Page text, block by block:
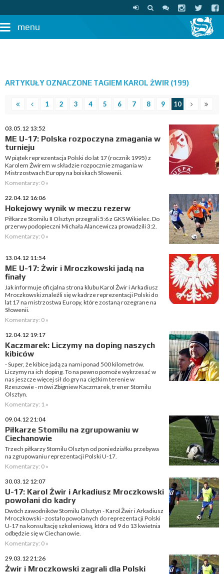
menu
ARTYKUŁY OZNACZONE TAGIEM KAROL ŻWIR (199)
1 2 3 4 5 6 7 8 9 10
03.05.12 13:52
ME U-17: Polska rozpoczyna zmagania w
turnieju
W piątek reprezentacja Polski do lat 17 (rocznik 1995) z
Karolem Żwirem w składzie rozpocznie zmagania w
Mistrzostwach Europy na boiskach Słowenii.
Komentarzy: 0 »
22.04.12 16:06
Hokejowy wynik w meczu rezerw
Piłkarze Stomilu II Olsztyn przegrali 5:6 z GKS Wikielec. Do
przerwy podopieczni Michała Alancewicza prowadzili 3:2.
Komentarzy: 0 »
13.04.12 11:54
ME U-17: Żwir i Mroczkowski jadą na
finały
Jak informuje oficjalna strona klubu Karol Żwir i Arkadiusz
Mroczkowski znaleźli się w kadrze reprezentacji Polski do
lat 17 na mistrzostwa Europy, które zostaną rozegrane na
Słowenii.
Komentarzy: 0 »
12.04.12 19:17
Kaczmarek: Liczymy na doping naszych
kibiców
- Super, że kibice jadą za nami ponad 500 kilometrów.
Liczymy na ich doping. To na pewno pomoże wykrzesać w
nas jeszcze więcej sił do gry na ciężkim terenie w
Rzeszowie - mówi Zbigniew Kaczmarek, trener Stomilu
Olsztyn.
Komentarzy: 1 »
09.04.12 21:04
Piłkarze Stomilu na zgrupowaniu w
Ciechanowie
Trzech piłkarzy Stomilu Olsztyn od poniedziałku przebywa
na zgrupowaniu reprezentacji Polski U-17.
Komentarzy: 0 »
30.03.12 12:07
U-17: Karol Żwir i Arkadiusz Mroczkowski
powołani do kadry
Dwóch zawodników Stomilu Olsztyn - Karol Żwir i Arkadiusz
Mroczkowski - zostało powołanych do reprezentacji Polski
U-17 na konsultację szkoleniową, która od 9 do 13 kwietnia
odbędzie się w Ciechanowie.
Komentarzy: 0 »
29.03.12 21:26
Żwir i Mroczkowski zagrali dla Polski